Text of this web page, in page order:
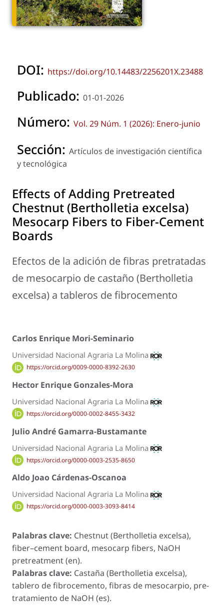
DOI: https://doi.org/10.14483/2256201X.23488
Publicado: 01-01-2026
Número: Vol. 29 Núm. 1 (2026): Enero-junio
Sección: Artículos de investigación científica
y tecnológica
Effects of Adding Pretreated
Chestnut (Bertholletia excelsa)
Mesocarp Fibers to Fiber-Cement
Boards
Efectos de la adición de fibras pretratadas
de mesocarpio de castaño (Bertholletia
excelsa) a tableros de fibrocemento
Carlos Enrique Mori-Seminario
Universidad Nacional Agraria La Molina
https://orcid.org/0009-0000-8392-2630
Hector Enrique Gonzales-Mora
Universidad Nacional Agraria La Molina
https://orcid.org/0000-0002-8455-3432
Julio André Gamarra-Bustamante
Universidad Nacional Agraria La Molina
https://orcid.org/0000-0003-2535-8650
Aldo Joao Cárdenas-Oscanoa
Universidad Nacional Agraria La Molina
https://orcid.org/0000-0003-3093-8414
Palabras clave: Chestnut (Bertholletia excelsa),
fiber–cement board, mesocarp fibers, NaOH
pretreatment (en).
Palabras clave: Castaña (Bertholletia excelsa),
tablero de fibrocemento, fibras de mesocarpio, pre-
tratamiento de NaOH (es).